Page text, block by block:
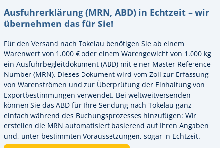
Ausfuhrerklärung (MRN, ABD) in Echtzeit – wir
übernehmen das für Sie!
Für den Versand nach Tokelau benötigen Sie ab einem
Warenwert von 1.000 € oder einem Warengewicht von 1.000 kg
ein Ausfuhrbegleitdokument (ABD) mit einer Master Reference
Number (MRN). Dieses Dokument wird vom Zoll zur Erfassung
von Warenströmen und zur Überprüfung der Einhaltung von
Exportbestimmungen verwendet. Bei weltweitversenden
können Sie das ABD für Ihre Sendung nach Tokelau ganz
einfach während des Buchungsprozesses hinzufügen: Wir
erstellen die MRN automatisiert basierend auf Ihren Angaben
und, unter bestimmten Voraussetzungen, sogar in Echtzeit.